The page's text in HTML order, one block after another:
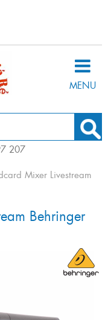
MENU
207
Mixer Livestream
Behringer